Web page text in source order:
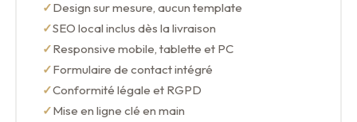
Design sur mesure, aucun template
SEO local inclus dès la livraison
Responsive mobile, tablette et PC
Formulaire de contact intégré
Conformité légale et RGPD
Mise en ligne clé en main